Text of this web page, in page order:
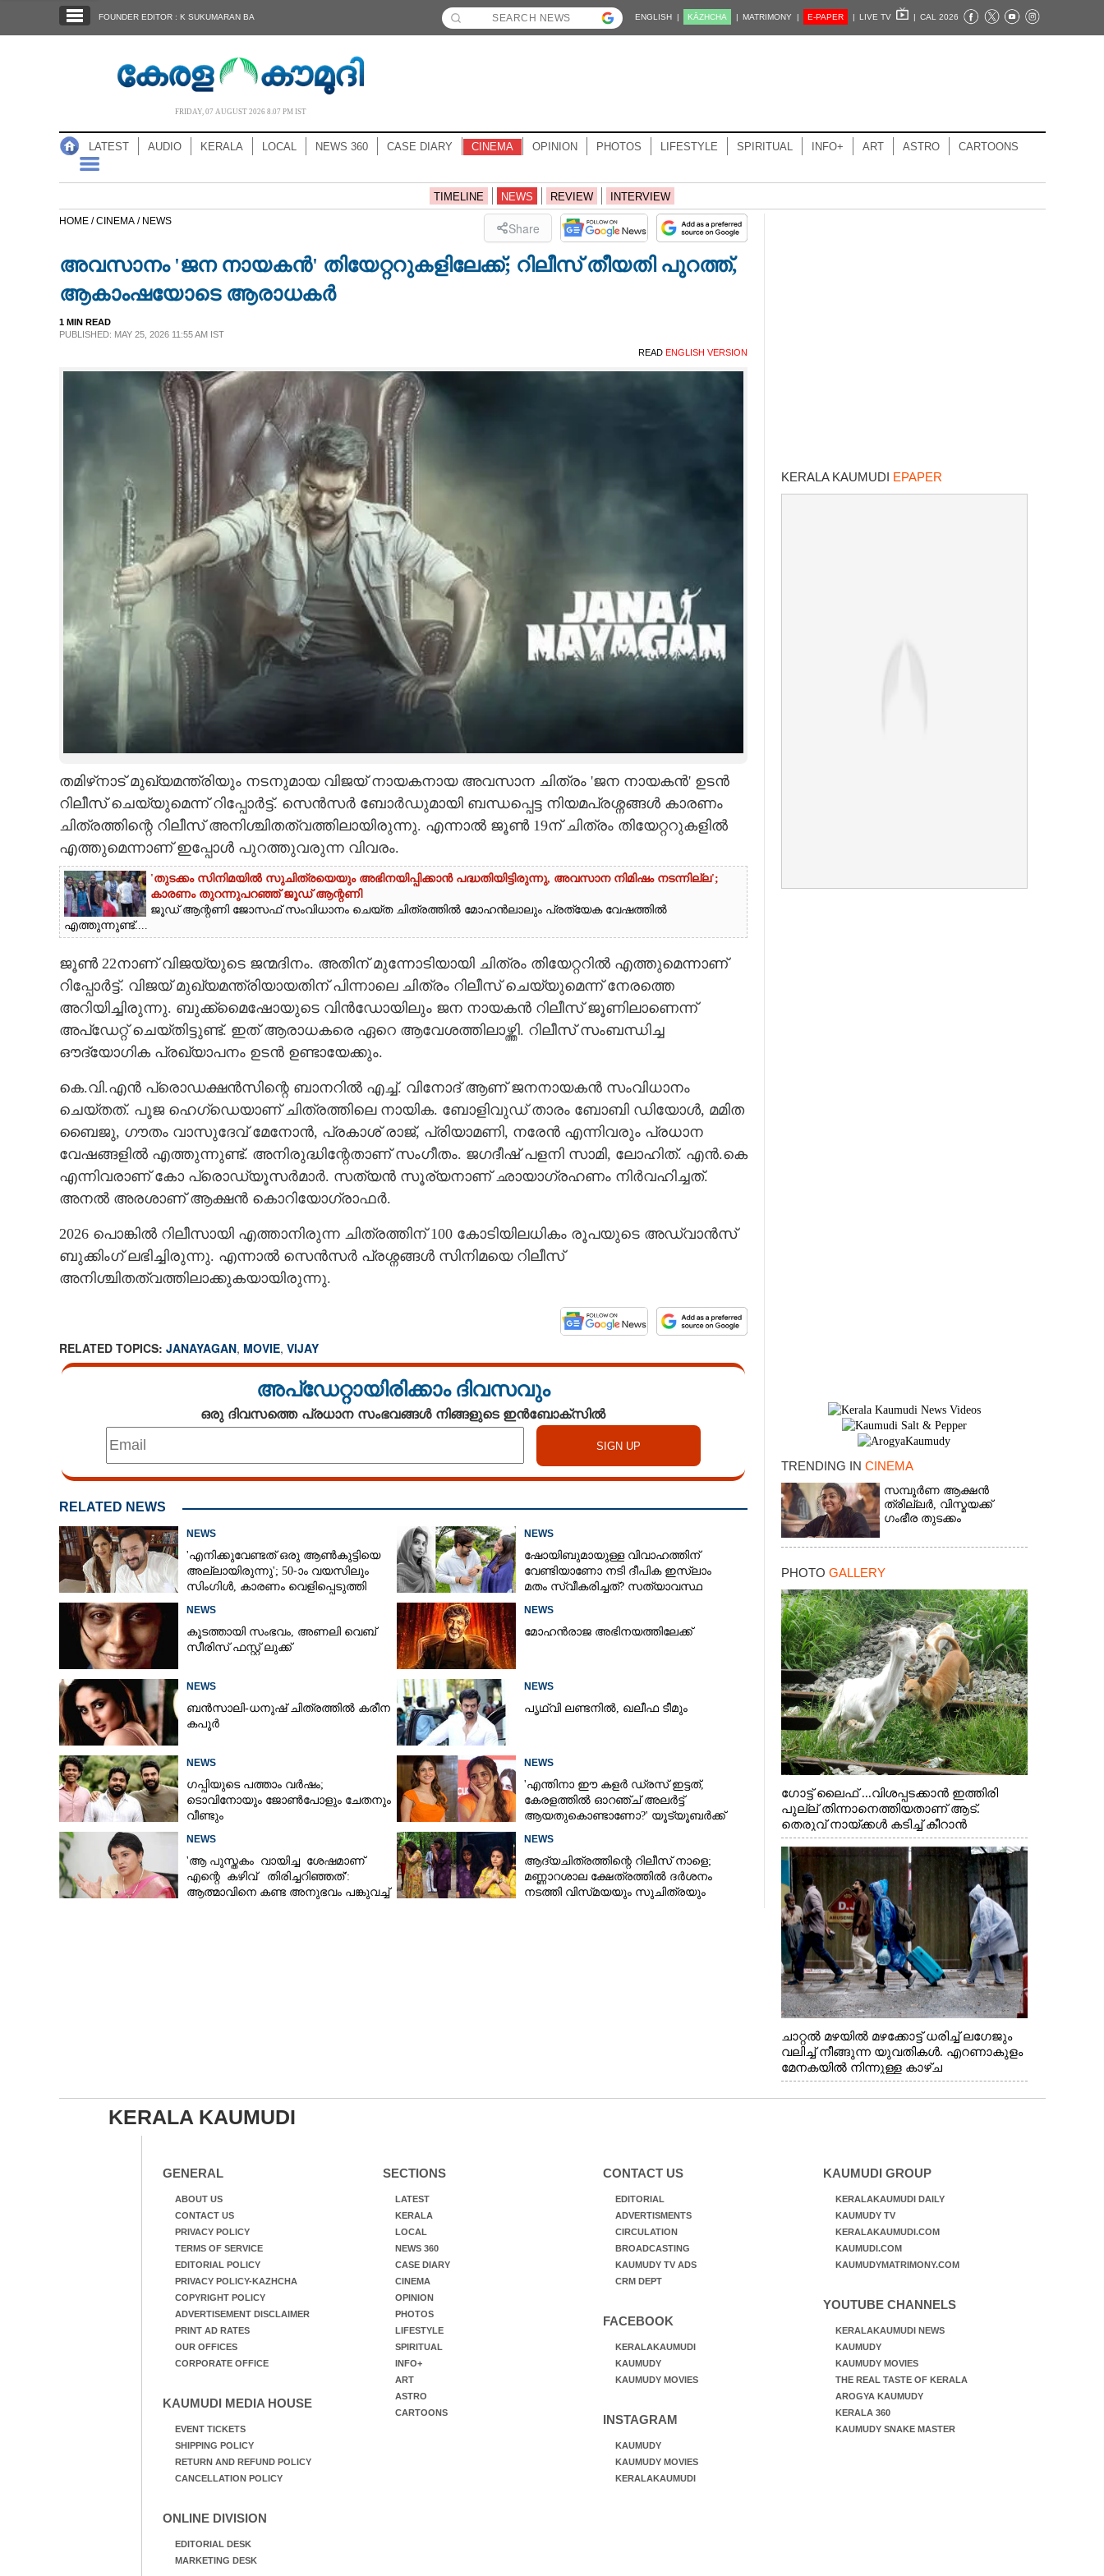
NOTIFIED NEWS
NEWS 360
CASE DIARY
LITERATURE
CONTACT US
FOUNDER EDITOR : K SUKUMARAN BA ENGLISH | KĀZHCHA | MATRIMONY | E-PAPER | LIVE TV | CAL 2026
FRIDAY, 07 AUGUST 2026 8.07 PM IST
LATEST AUDIO KERALA LOCAL NEWS 360 CASE DIARY CINEMA OPINION PHOTOS LIFESTYLE SPIRITUAL INFO+ ART ASTRO CARTOONS
TIMELINE NEWS REVIEW INTERVIEW
HOME /CINEMA / NEWS Share
അവസാനം 'ജന നായകൻ' തിയേറ്ററുകളിലേക്ക്; റിലീസ് തീയതി പുറത്ത്,
ആകാംഷയോടെ ആരാധക‌ർ
1 MIN READ
PUBLISHED: MAY 25, 2026 11:55 AM IST
READ ENGLISH VERSION
തമിഴ്‌നാട് മുഖ്യമന്ത്രിയും നടനുമായ വിജയ് നായകനായ അവസാന ചിത്രം 'ജന നായകൻ' ഉടൻ
റിലീസ് ചെയ്യുമെന്ന് റിപ്പോർട്ട്. സെൻസർ ബോർഡുമായി ബന്ധപ്പെട്ട നിയമപ്രശ്നങ്ങൾ കാരണം
ചിത്രത്തിന്റെ റിലീസ് അനിശ്ചിതത്വത്തിലായിരുന്നു. എന്നാൽ ജൂൺ 19ന് ചിത്രം തിയേറ്ററുകളിൽ
എത്തുമെന്നാണ് ഇപ്പോൾ പുറത്തുവരുന്ന വിവരം.
'തുടക്കം സിനിമയിൽ സുചിത്രയെയും അഭിനയിപ്പിക്കാൻ പദ്ധതിയിട്ടിരുന്നു,​ അവസാന നിമിഷം നടന്നില്ല';
കാരണം തുറന്നുപറഞ്ഞ് ജൂഡ് ആന്റണി
ജൂഡ് ആന്റണി ജോസഫ് സംവിധാനം ചെയ്ത ചിത്രത്തിൽ മോഹൻലാലും പ്രത്യേക വേഷത്തിൽ
എത്തുന്നുണ്ട്....
ജൂൺ 22നാണ് വിജയ്‌യുടെ ജന്മദിനം. അതിന് മുന്നോടിയായി ചിത്രം തിയേറ്ററിൽ എത്തുമെന്നാണ്
റിപ്പോർട്ട്. വിജയ് മുഖ്യമന്ത്രിയായതിന് പിന്നാലെ ചിത്രം റിലീസ് ചെയ്യുമെന്ന് നേരത്തെ
അറിയിച്ചിരുന്നു. ബുക്ക്‌മെെഷോയുടെ വിൻഡോയിലും ജന നായകൻ റിലീസ് ജൂണിലാണെന്ന്
അപ്ഡേറ്റ് ചെയ്തിട്ടുണ്ട്. ഇത് ആരാധകരെ ഏറെ ആവേശത്തിലാഴ്ത്തി. റിലീസ് സംബന്ധിച്ച
ഔദ്യോഗിക പ്രഖ്യാപനം ഉടൻ ഉണ്ടായേക്കും.
കെ.വി.എൻ പ്രൊഡക്ഷൻസിന്റെ ബാനറിൽ എച്ച്. വിനോദ് ആണ് ജനനായകൻ സംവിധാനം
ചെയ്തത്. പൂജ ഹെഗ്ഡെയാണ് ചിത്രത്തിലെ നായിക. ബോളിവുഡ് താരം ബോബി ഡിയോൾ,​ മമിത
ബൈജു,​ ഗൗതം വാസുദേവ് മേനോൻ,​ പ്രകാശ് രാജ്,​ പ്രിയാമണി,​ നരേൻ എന്നിവരും പ്രധാന
വേഷങ്ങളിൽ എത്തുന്നുണ്ട്. അനിരുദ്ധിന്റേതാണ് സംഗീതം. ജഗദീഷ് പളനി സാമി, ലോഹിത്. എൻ.കെ
എന്നിവരാണ് കോ പ്രൊഡ്യൂസർമാർ. സത്യൻ സൂര്യനാണ് ഛായാഗ്രഹണം നിർവഹിച്ചത്.
അനൽ അരശാണ് ആക്ഷൻ കൊറിയോഗ്രാഫർ.
2026 പൊങ്കിൽ റിലീസായി എത്താനിരുന്ന ചിത്രത്തിന് 100 കോടിയിലധികം രൂപയുടെ അഡ്വാൻസ്
ബുക്കിംഗ് ലഭിച്ചിരുന്നു. എന്നാൽ സെൻസർ പ്രശ്നങ്ങൾ സിനിമയെ റിലീസ്
അനിശ്ചിതത്വത്തിലാക്കുകയായിരുന്നു.
RELATED TOPICS: JANAYAGAN, MOVIE, VIJAY
അപ്ഡേറ്റായിരിക്കാം ദിവസവും
ഒരു ദിവസത്തെ പ്രധാന സംഭവങ്ങൾ നിങ്ങളുടെ ഇൻബോക്സിൽ
RELATED NEWS
NEWS
'എനിക്കുവേണ്ടത് ഒരു ആൺകുട്ടിയെ
അല്ലായിരുന്നു'; 50-ാം വയസിലും
സിംഗിൾ, കാരണം വെളിപ്പെടുത്തി
NEWS
ഷോയിബുമായുള്ള വിവാഹത്തിന്
വേണ്ടിയാണോ നടി ദീപിക ഇസ്ലാം
മതം സ്വീകരിച്ചത്? സത്യാവസ്ഥ
NEWS
കൂടത്തായി സംഭവം, അണലി വെബ്
സീരിസ് ഫസ്റ്റ് ലുക്ക്
NEWS
മോഹൻരാജ അഭിനയത്തിലേക്ക്
NEWS
ബൻസാലി-ധനുഷ് ചിത്രത്തിൽ കരീന
കപൂർ
NEWS
പൃഥ്വി ലണ്ടനിൽ, ഖലീഫ ടീമും
NEWS
ഗപ്പിയുടെ പത്താം വർഷം;​
ടൊവിനോയും ജോൺപോളും ചേതനും
വീണ്ടും
NEWS
'എന്തിനാ ഈ കളർ ഡ്രസ് ഇട്ടത്,
കേരളത്തിൽ ഓറഞ്ച് അല‌ർട്ട്
ആയതുകൊണ്ടാണോ?' യൂട്യൂബർക്ക്
NEWS
'ആ പുസ്തകം വായിച്ച ശേഷമാണ്
എന്റെ കഴിവ് തിരിച്ചറിഞ്ഞത്':
ആത്മാവിനെ കണ്ട അനുഭവം പങ്കുവച്ച്
NEWS
ആദ്യചിത്രത്തിന്റെ റിലീസ് നാളെ;
മണ്ണാറശാല ക്ഷേത്രത്തിൽ ദർശനം
നടത്തി വിസ്‌മയയും സുചിത്രയും
KERALA KAUMUDI EPAPER
TRENDING IN CINEMA
സമ്പൂർണ ആക്ഷൻ
ത്രില്ലർ,​ വിസ്മയക്ക്
ഗംഭീര തുടക്കം
PHOTO GALLERY
ഗോട്ട് ലൈഫ് ...വിശപ്പടക്കാൻ ഇത്തിരി
പുല്ല് തിന്നാനെത്തിയതാണ് ആട്.
തെരുവ് നായ്ക്കൾ കടിച്ച് കീറാൻ
വന്നതോടെ വയറിന്റെ ആന്തൽ മറന്ന്
ജീവന് വേണ്ടിയായി ഓട്ടം. എറണാകുളം
വാത്തുരുത്തിയിൽ നിന്നുള്ള കാഴ്ച
ചാറ്റൽ മഴയിൽ മഴക്കോട്ട് ധരിച്ച് ലഗേജും
വലിച്ച് നീങ്ങുന്ന യുവതികൾ. എറണാകുളം
മേനകയിൽ നിന്നുള്ള കാഴ്ച
KERALA KAUMUDI
GENERAL
ABOUT US
CONTACT US
PRIVACY POLICY
TERMS OF SERVICE
EDITORIAL POLICY
PRIVACY POLICY-KAZHCHA
COPYRIGHT POLICY
ADVERTISEMENT DISCLAIMER
PRINT AD RATES
OUR OFFICES
CORPORATE OFFICE
KAUMUDI MEDIA HOUSE
EVENT TICKETS
SHIPPING POLICY
RETURN AND REFUND POLICY
CANCELLATION POLICY
ONLINE DIVISION
EDITORIAL DESK
MARKETING DESK
SECTIONS
LATEST
KERALA
LOCAL
NEWS 360
CASE DIARY
CINEMA
OPINION
PHOTOS
LIFESTYLE
SPIRITUAL
INFO+
ART
ASTRO
CARTOONS
CONTACT US
EDITORIAL
ADVERTISMENTS
CIRCULATION
BROADCASTING
KAUMUDY TV ADS
CRM DEPT
FACEBOOK
KERALAKAUMUDI
KAUMUDY
KAUMUDY MOVIES
INSTAGRAM
KAUMUDY
KAUMUDY MOVIES
KERALAKAUMUDI
KAUMUDI GROUP
KERALAKAUMUDI DAILY
KAUMUDY TV
KERALAKAUMUDI.COM
KAUMUDI.COM
KAUMUDYMATRIMONY.COM
YOUTUBE CHANNELS
KERALAKAUMUDI NEWS
KAUMUDY
KAUMUDY MOVIES
THE REAL TASTE OF KERALA
AROGYA KAUMUDY
KERALA 360
KAUMUDY SNAKE MASTER
അവസാനം 'ജന നായകൻ'
പുറത്ത്, ആകാംഷയോടെ ആരാധക‌ർ
Share this link